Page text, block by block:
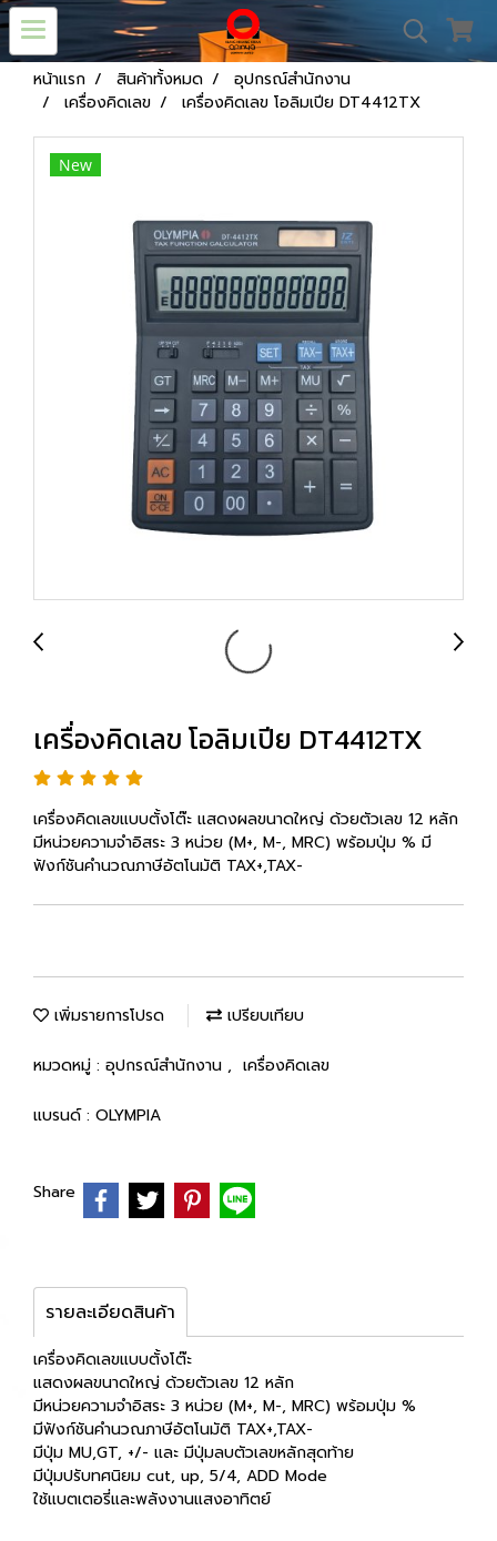
หน้าแรก สินค้าทั้งหมด
อุปกรณ์สำนักงาน
เครื่องคิดเลข
เครื่องคิดเลข โอลิมเปีย DT4412TX
New
เครื่องคิดเลข โอลิมเปีย DT4412TX
เครื่องคิดเลขแบบตั้งโต๊ะ แสดงผลขนาดใหญ่ ด้วยตัวเลข 12 หลัก
มีหน่วยความจำอิสระ 3 หน่วย (M+, M-, MRC) พร้อมปุ่ม % มี
ฟังก์ชันคำนวณภาษีอัตโนมัติ TAX+,TAX-
เพิ่มรายการโปรด เปรียบเทียบ
หมวดหมู่ : อุปกรณ์สำนักงาน , เครื่องคิดเลข
แบรนด์ : OLYMPIA
Share
รายละเอียดสินค้า
เครื่องคิดเลขแบบตั้งโต๊ะ
แสดงผลขนาดใหญ่ ด้วยตัวเลข 12 หลัก
มีหน่วยความจำอิสระ 3 หน่วย (M+, M-, MRC) พร้อมปุ่ม %
มีฟังก์ชันคำนวณภาษีอัตโนมัติ TAX+,TAX-
มีปุ่ม MU,GT, +/- และ มีปุ่มลบตัวเลขหลักสุดท้าย
มีปุ่มปรับทศนิยม cut, up, 5/4, ADD Mode
ใช้แบตเตอรี่และพลังงานแสงอาทิตย์